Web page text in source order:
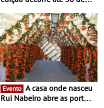
enquanto “Territórios sem
Fronteira”
Evento
Rui Nabeiro abre as portas